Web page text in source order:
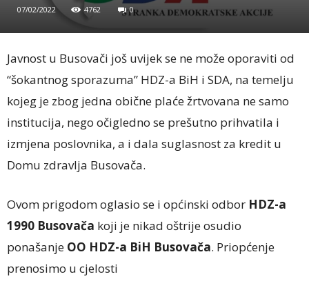
07/02/2022 4762 0
Javnost u Busovači još uvijek se ne može oporaviti od
“šokantnog sporazuma” HDZ-a BiH i SDA, na temelju
kojeg je zbog jedna obične plaće žrtvovana ne samo
institucija, nego očigledno se prešutno prihvatila i
izmjena poslovnika, a i dala suglasnost za kredit u
Domu zdravlja Busovača.
Ovom prigodom oglasio se i općinski odbor HDZ-a
1990 Busovača koji je nikad oštrije osudio
ponašanje OO HDZ-a BiH Busovača. Priopćenje
prenosimo u cjelosti